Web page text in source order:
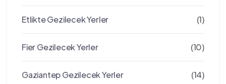
Etlikte Gezilecek Yerler (1)
Fier Gezilecek Yerler (10)
Gaziantep Gezilecek Yerler (14)